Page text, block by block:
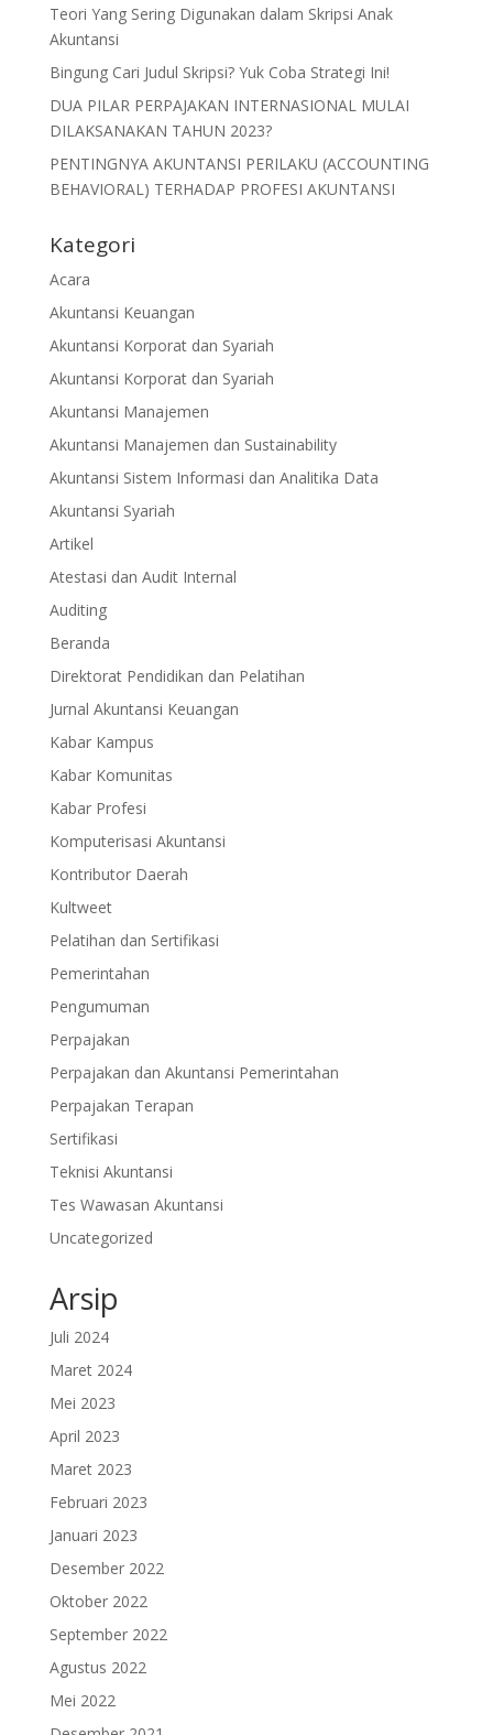
Teori Yang Sering Digunakan dalam Skripsi Anak
Akuntansi
Bingung Cari Judul Skripsi? Yuk Coba Strategi Ini!
DUA PILAR PERPAJAKAN INTERNASIONAL MULAI
DILAKSANAKAN TAHUN 2023?
PENTINGNYA AKUNTANSI PERILAKU (ACCOUNTING
BEHAVIORAL) TERHADAP PROFESI AKUNTANSI
Kategori
Acara
Akuntansi Keuangan
Akuntansi Korporat dan Syariah
Akuntansi Korporat dan Syariah
Akuntansi Manajemen
Akuntansi Manajemen dan Sustainability
Akuntansi Sistem Informasi dan Analitika Data
Akuntansi Syariah
Artikel
Atestasi dan Audit Internal
Auditing
Beranda
Direktorat Pendidikan dan Pelatihan
Jurnal Akuntansi Keuangan
Kabar Kampus
Kabar Komunitas
Kabar Profesi
Komputerisasi Akuntansi
Kontributor Daerah
Kultweet
Pelatihan dan Sertifikasi
Pemerintahan
Pengumuman
Perpajakan
Perpajakan dan Akuntansi Pemerintahan
Perpajakan Terapan
Sertifikasi
Teknisi Akuntansi
Tes Wawasan Akuntansi
Uncategorized
Arsip
Juli 2024
Maret 2024
Mei 2023
April 2023
Maret 2023
Februari 2023
Januari 2023
Desember 2022
Oktober 2022
September 2022
Agustus 2022
Mei 2022